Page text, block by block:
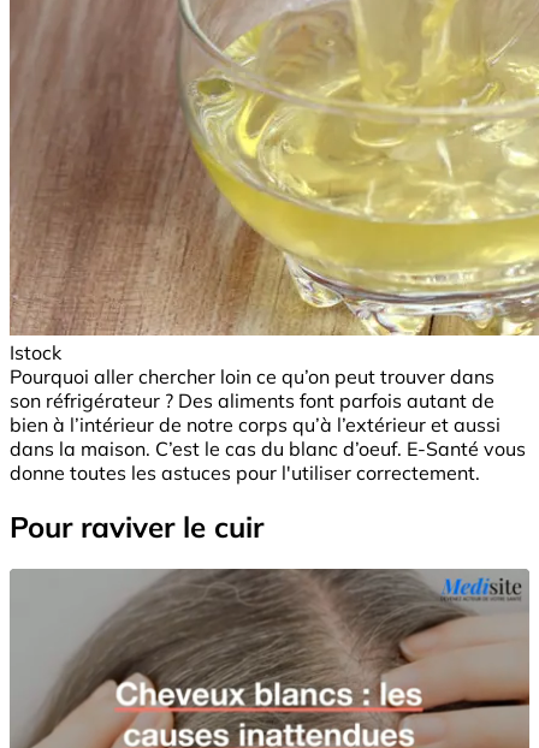
Istock
Pourquoi aller chercher loin ce qu’on peut trouver dans
son réfrigérateur ? Des aliments font parfois autant de
bien à l’intérieur de notre corps qu’à l’extérieur et aussi
dans la maison. C’est le cas du blanc d’oeuf. E-Santé vous
donne toutes les astuces pour l'utiliser correctement.
Pour raviver le cuir